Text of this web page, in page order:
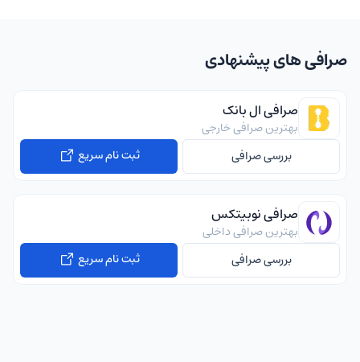
صرافی های پیشنهادی
صرافی ال بانک
بهترین صرافی خارجی
بررسی صرافی
ثبت نام سریع
صرافی نوبیتکس
بهترین صرافی داخلی
بررسی صرافی
ثبت نام سریع